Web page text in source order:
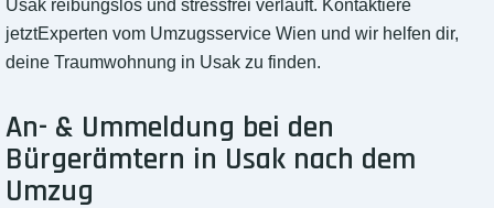
Usak reibungslos und stressfrei verläuft. Kontaktiere
jetztExperten vom Umzugsservice Wien und wir helfen dir,
deine Traumwohnung in Usak zu finden.
An- & Ummeldung bei den
Bürgerämtern in Usak nach dem
Umzug